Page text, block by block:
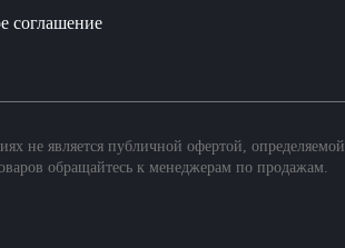
соглашение
не является публичной офертой, определяемой
обращайтесь к менеджерам по продажам.